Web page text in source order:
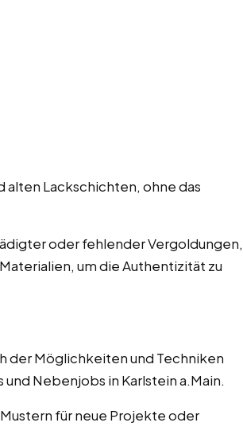
alten Lackschichten, ohne das
oder fehlender Vergoldungen,
um die Authentizität zu
der Möglichkeiten und Techniken
Nebenjobs in Karlstein a.Main.
für neue Projekte oder